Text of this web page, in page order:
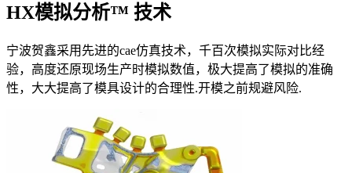
HX模拟分析™ 技术
宁波贺鑫采用先进的cae仿真技术，千百次模拟实际对比经
验，高度还原现场生产时模拟数值，极大提高了模拟的准确
性，大大提高了模具设计的合理性.开模之前规避风险.